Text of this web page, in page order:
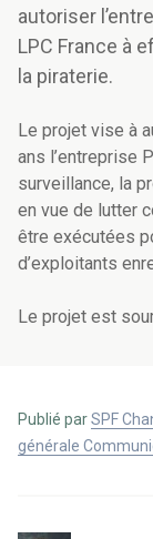
autoriser
LPC France à
la piraterie.
Le projet vise à
ans l’entreprise
surveillance, la
en vue de lutter
être exécutées
d’exploitants
Le projet est
Publié parSPF
générale